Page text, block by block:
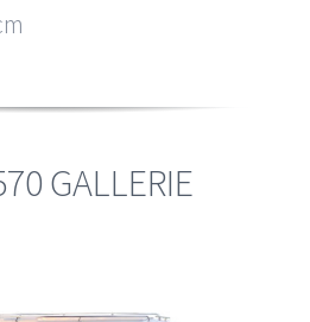
GALLERIE